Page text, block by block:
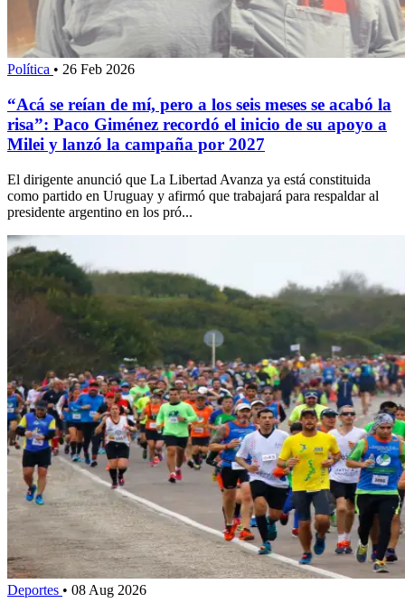
Política • 26 Feb 2026
“Acá se reían de mí, pero a los seis meses se acabó la
risa”: Paco Giménez recordó el inicio de su apoyo a
Milei y lanzó la campaña por 2027
El dirigente anunció que La Libertad Avanza ya está constituida
como partido en Uruguay y afirmó que trabajará para respaldar al
presidente argentino en los pró...
Deportes • 08 Aug 2026